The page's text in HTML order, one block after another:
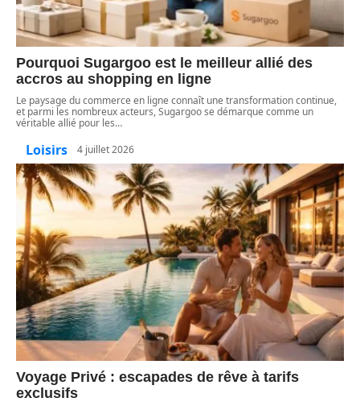
Pourquoi Sugargoo est le meilleur allié des
accros au shopping en ligne
Le paysage du commerce en ligne connaît une transformation continue,
et parmi les nombreux acteurs, Sugargoo se démarque comme un
véritable allié pour les…
Loisirs 4 juillet 2026
Voyage Privé : escapades de rêve à tarifs
exclusifs